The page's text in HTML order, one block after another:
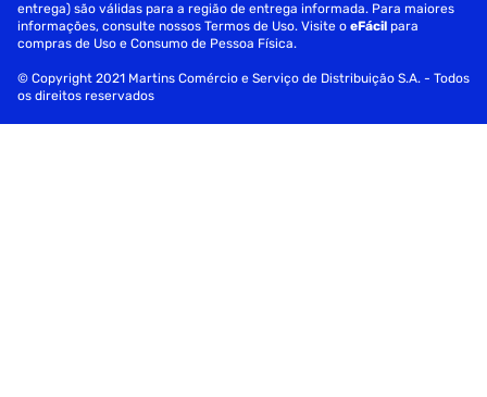
entrega) são válidas para a região de entrega informada. Para maiores
informações, consulte nossos Termos de Uso. Visite oeFácil para
compras de Uso e Consumo de Pessoa Física.
© Copyright 2021 Martins Comércio e Serviço de Distribuição S.A. - Todos
os direitos reservados